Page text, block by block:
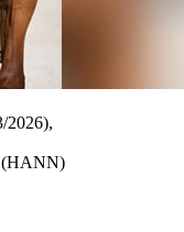
2026),
(HANN)